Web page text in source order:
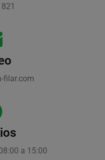
filar.com
a 15:00